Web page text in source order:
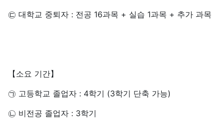
㉢ 대학교 중퇴자 : 전공 16과목 + 실습 1과목 + 추가 과목
【소요 기간】
㉠ 고등학교 졸업자 : 4학기 (3학기 단축 가능)
㉡ 비전공 졸업자 : 3학기